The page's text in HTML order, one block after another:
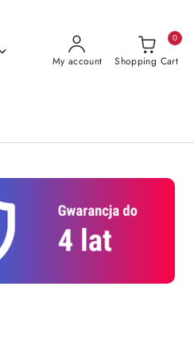
My account Shopping Cart
0